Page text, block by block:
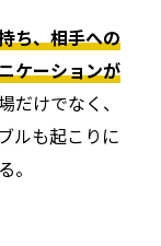
ち、相手への
ケーションが
だけでなく、
ルも起こりに
。